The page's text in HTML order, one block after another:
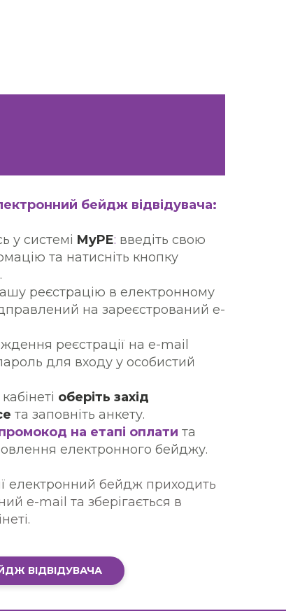
бейдж відвідувача:
у системі MyPE: введіть свою
та натисніть кнопку
.
реєстрацію в електронному
на зареєстрований e-
реєстрації на e-mail
для входу у особистий
оберіть захід
та заповніть анкету.
на етапі оплати та
електронного бейджу.
електронний бейдж приходить
e-mail та зберігається в
ВІДВІДУВАЧА